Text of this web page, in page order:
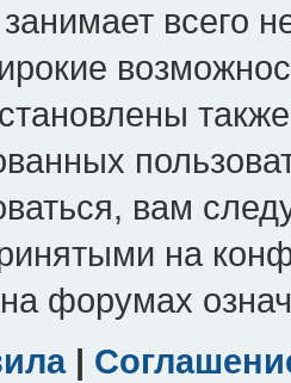
всего
вам
на
форумах
|